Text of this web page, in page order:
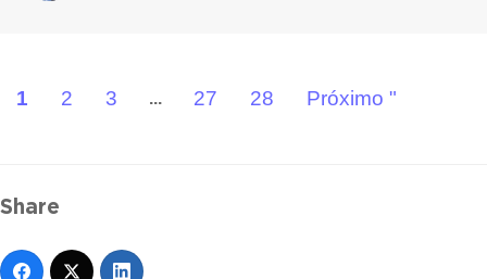
1 2 3 ... 27 28 Próximo "
Share